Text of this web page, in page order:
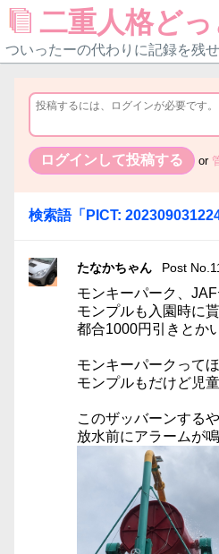
二重人格ど
ついったーの代わりに記録を残
or
検索語「 PICT:
たなかちゃん Post
モンキーパーク、
モンプルも入園時に
都合1000円引きとか
モンキーパークって
モンプルもだけど児
このザッバーンする
放水前にアラームが